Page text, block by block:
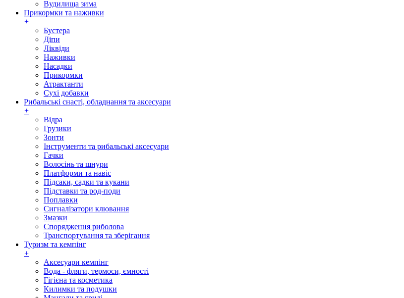
Вудилища зима
Прикормки та наживки
+
Бустера
Діпи
Ліквіди
Наживки
Насадки
Прикормки
Атрактанти
Сухі добавки
Рибальські снасті, обладнання та аксесуари
+
Відра
Грузики
Зонти
Інструменти та рибальські аксесуари
Гачки
Волосінь та шнури
Платформи та навіс
Підсаки, садки та кукани
Підставки та род-поди
Поплавки
Сигналізатори клювання
Змазки
Спорядження риболова
Транспортування та зберігання
Туризм та кемпінг
+
Аксесуари кемпінг
Вода - фляги, термоси, ємності
Гігієна та косметика
Килимки та подушки